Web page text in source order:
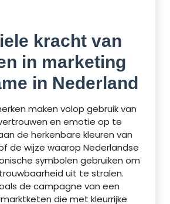
kracht van
in marketing
in Nederland
maken volop gebruik van
en emotie op te
de herkenbare kleuren van
de wijze waarop Nederlandse
symbolen gebruiken om
uit te stralen.
de campagne van een
die met kleurrijke